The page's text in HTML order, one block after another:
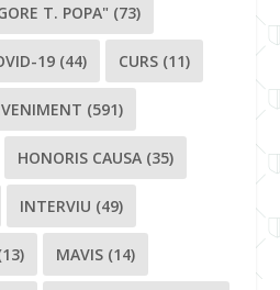
T. POPA" (73)
19 (44) CURS (11)
(591)
HONORIS CAUSA (35)
INTERVIU (49)
MAVIS (14)